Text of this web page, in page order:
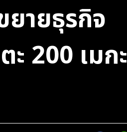
ยายธุรกิจ
200 เมกะ